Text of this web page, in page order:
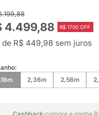
4.499,88 R$ 1700 OFF
de R$ 449,98 sem juros
2,36m 2,56m